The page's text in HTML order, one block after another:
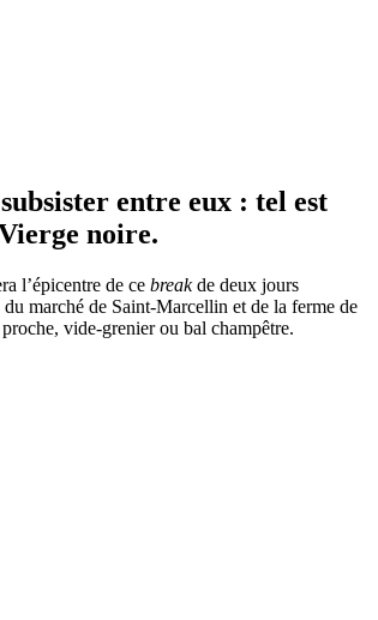
entre eux : tel est
noire.
l’épicentre de ce breakde deux jours
marché de Saint-Marcellin et de la ferme de
vide-grenier ou bal champêtre.